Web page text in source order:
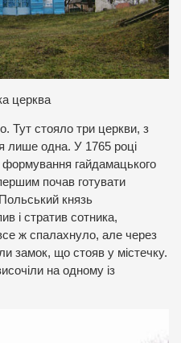
церква
Тут стояло три церкви, з
лише одна. У 1765 році
гайдамацького
почав готувати
князь
і стратив сотника,
ж спалахнуло, але через
замок, що стояв у містечку.
на одному із